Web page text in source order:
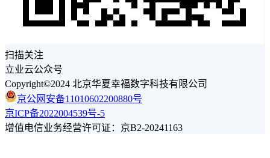
扫描关注
立业云公众号
Copyright©2024 北京华夏幸福数字科技有限公司
京公网安备11010602200880号
京ICP备2022004539号-5
增值电信业务经营许可证：京B2-20241163